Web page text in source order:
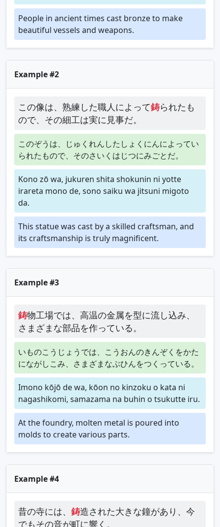
People in ancient times cast bronze to make
beautiful vessels and weapons.
Example #2
この像は、熟練した職人によって鋳られたも
ので、その細工は実に見事だ。
このぞうは、じゅくれんしたしょくにんによってい
られたもので、そのさいくはじつにみごとだ。
Kono zō wa, jukuren shita shokunin ni yotte
irareta mono de, sono saiku wa jitsuni migoto
da.
This statue was cast by a skilled craftsman, and
its craftsmanship is truly magnificent.
Example #3
鋳物工場では、高温の金属を型に流し込み、
さまざまな部品を作っている。
いものこうじょうでは、こうおんのきんぞくをかた
にながしこみ、さまざまなぶひんをつくっている。
Imono kōjō de wa, kōon no kinzoku o kata ni
nagashikomi, samazama na buhin o tsukutte iru.
At the foundry, molten metal is poured into
molds to create various parts.
Example #4
昔の寺には、 鋳造された大きな鐘があり、今
でもその音が町に響く。